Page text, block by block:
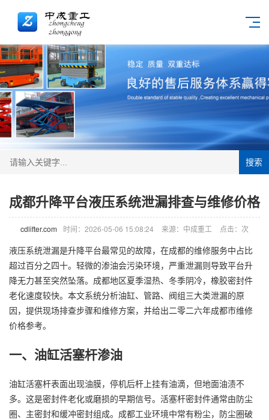
搜索
成都升降平台液压系统泄漏排查与维修价格
cdlifter.com 时间：2026-05-06 15:08:24 来源：中成重工 点击： 次
液压系统泄漏是升降平台最常见的故障，在成都的维修服务中占比
超过百分之四十。轻微的渗油会污染环境，严重泄漏则导致平台升
降无力甚至突然坠落。成都地区夏季湿热、冬季阴冷，橡胶密封件
老化速度较快。本文系统分析油缸、管路、阀组三大类泄漏的原
因，提供现场排查步骤和维修方案，并给出二零二六年成都市维修
价格参考。
一、油缸活塞杆渗油
油缸活塞杆表面出现油膜，停机后杆上挂有油滴，但地面油渍不
多。这是密封件老化或磨损的早期信号。活塞杆密封件通常由防尘
圈、主密封和缓冲密封组成。成都工业环境中常有粉尘，防尘圈破